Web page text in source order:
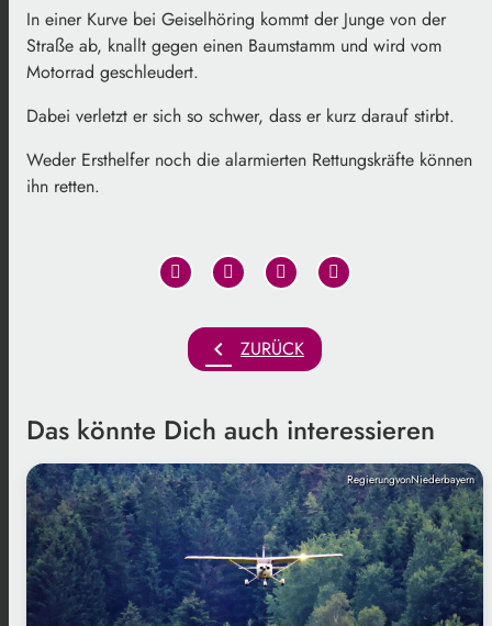
In einer Kurve bei Geiselhöring kommt der Junge von der
Straße ab, knallt gegen einen Baumstamm und wird vom
Motorrad geschleudert.
Dabei verletzt er sich so schwer, dass er kurz darauf stirbt.
Weder Ersthelfer noch die alarmierten Rettungskräfte können
ihn retten.
chevron_left ZURÜCK
Das könnte Dich auch interessieren
RegierungvonNiederbayern